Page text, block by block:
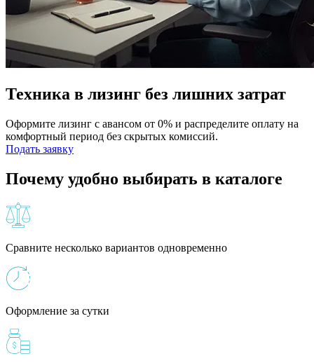
Техника в лизинг без лишних затрат
Оформите лизинг с авансом от 0% и распределите оплату на
комфортный период без скрытых комиссий.
Подать заявку
Почему удобно выбирать в каталоге
Сравните несколько вариантов одновременно
Оформление за сутки